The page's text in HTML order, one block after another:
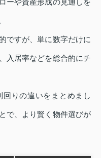
ーや資産形成の見通しを
ですが、単に数字だけに
入居率などを総合的にチ
りの違いをまとめまし
で、より賢く物件選びが